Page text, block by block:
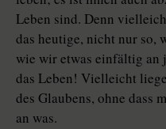
Leben sind. Denn
das heutige, nicht nur so,
wie wir etwas einfältig an
das Leben! Vielleicht
des Glaubens, ohne dass
an was.